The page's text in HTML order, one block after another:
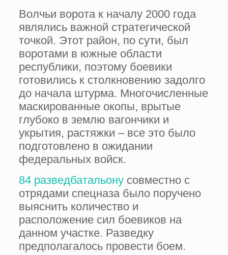
Волчьи ворота к началу 2000 года
являлись важной стратегической
точкой. Этот район, по сути, был
воротами в южные области
республики, поэтому боевики
готовились к столкновению задолго
до начала штурма. Многочисленные
маскированные окопы, врытые
глубоко в землю вагончики и
укрытия, растяжки – все это было
подготовлено в ожидании
федеральных войск.
84 разведбатальонусовместно с
отрядами спецназа было поручено
выяснить количество и
расположение сил боевиков на
данном участке. Разведку
предполагалось провести боем.